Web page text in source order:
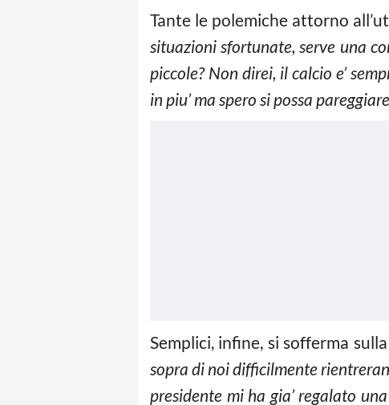
Tante le polemiche attorno
situazioni sfortunate, serve una
piccole? Non direi, il calcio e’
in piu’ ma spero si possa
Semplici, infine, si sofferma
sopra di noi difficilmente
presidente mi ha gia’ regalato